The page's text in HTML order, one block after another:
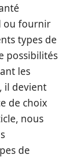
ou fournir
types de
possibilités
les
il devient
de choix
nous
de